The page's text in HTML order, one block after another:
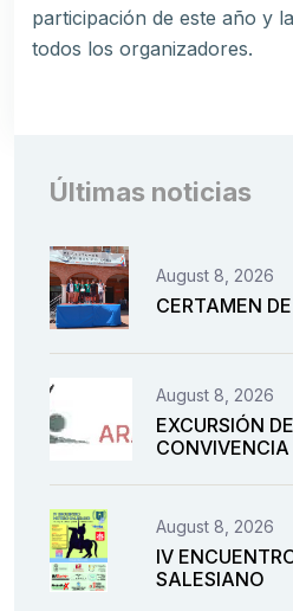
participación de este año y
todos los organizadores.
Últimas noticias
August 8, 2026
CERTAMEN
August 8, 2026
EXCURSIÓN DE
CONVIVENCIA
August 8, 2026
IV
SALESIANO